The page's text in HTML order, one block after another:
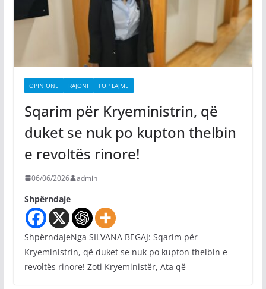
OPINIONE RAJONI TOP LAJME
Sqarim për Kryeministrin, që
duket se nuk po kupton thelbin
e revoltës rinore!
06/06/2026 admin
Shpërndaje
ShpërndajeNga SILVANA BEGAJ: Sqarim për
Kryeministrin, që duket se nuk po kupton thelbin e
revoltës rinore! Zoti Kryeministër, Ata që